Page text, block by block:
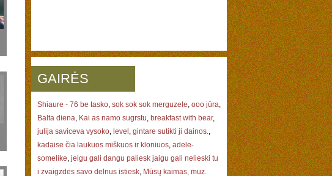
GAIRĖS
Shiaure - 76 be tasko, sok sok sok merguzele, ooo jūra,
Balta diena, Kai as namo sugrstu, breakfast with bear,
julija saviceva vysoko, level , gintare sutikti ji dainos.,
kadaise čia laukuos miškuos ir kloniuos, adele-
somelike, jeigu gali dangu paliesk jaigu gali nelieski tu
i zvaigzdes savo delnus istiesk, Mūsų kaimas, muz.